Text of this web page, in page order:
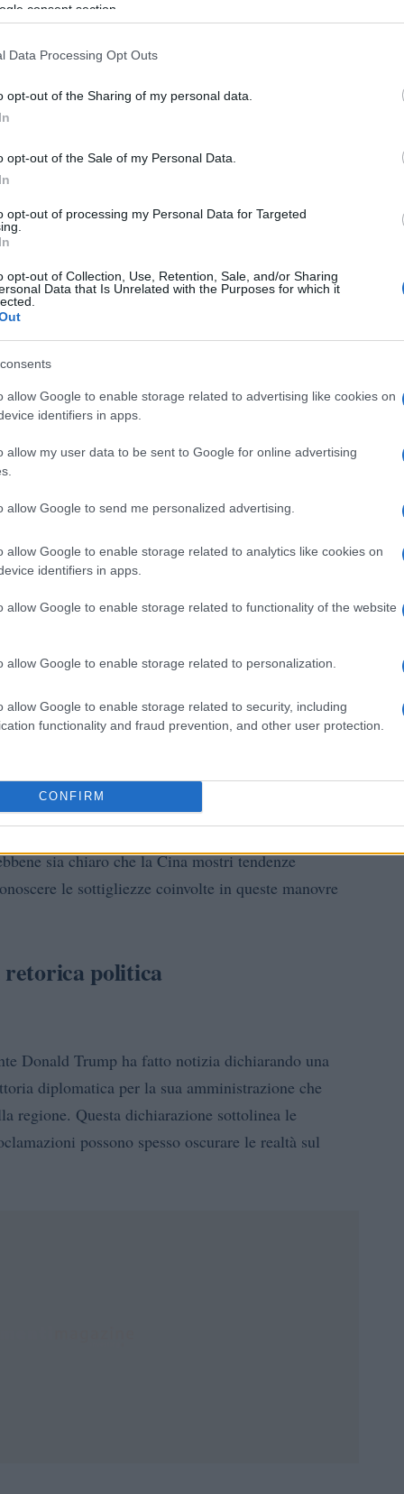
consent section.
Data Processing Opt Outs
opt-out of the Sharing of my personal data.
opt-out of the Sale of my Personal Data.
opt-out of processing my Personal Data for Targeted
opt-out of Collection, Use, Retention, Sale, and/or Sharing
Data that Is Unrelated with the Purposes for which it
allow Google to enable storage related to advertising like cookies on
identifiers in apps.
allow my user data to be sent to Google for online advertising
allow Google to send me personalized advertising.
allow Google to enable storage related to analytics like cookies on
identifiers in apps.
allow Google to enable storage related to functionality of the website
allow Google to enable storage related to personalization.
allow Google to enable storage related to security, including
functionality and fraud prevention, and other user protection.
CONFIRM
Davis, esiste un impatto misurabile dell’
L’Indice di Incertezza della Politica
le decisioni di investimento in vari settori.
a cui l’incertezza della politica commerciale
a essere riluttanti ad espandere o investire.
ambizioni della Cina
globali non possono essere ignorate, in
militare cinese verso Taiwan e le regioni vicine.
le proprie capacità militari, suscitando allarmi in
sfiora il catastrofismo, ma serve a ricordare
pubblica
la percezione pubblica. Titoli che suggeriscono
suscitare forti reazioni, spesso oscurando le
sia chiaro che la Cina mostri tendenze
le sottigliezze coinvolte in queste manovre
retorica politica
Donald Trump ha fatto notizia dichiarando una
diplomatica per la sua amministrazione che
regione. Questa dichiarazione sottolinea le
possono spesso oscurare le realtà sul